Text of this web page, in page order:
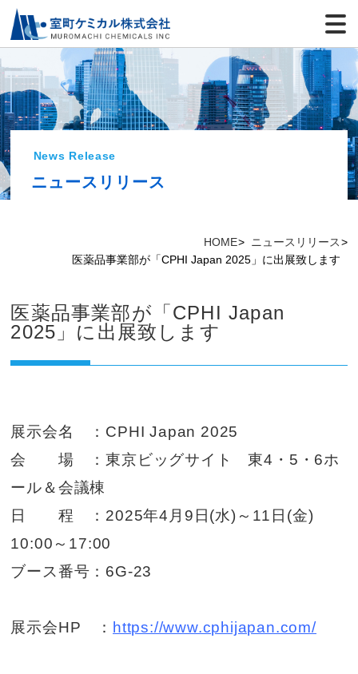
HOME
ニュースリリース
医薬品事業部が「CPHI Japan 2025」に出展致します
News Release
ニュースリリース
医薬品事業部が「CPHI Japan
2025」に出展致します
展示会名 ：CPHI Japan 2025
会 場 ：東京ビッグサイト 東4・5・6ホ
ール＆会議棟
日 程 ：2025年4月9日(水)～11日(金)
10:00～17:00
ブース番号：6G-23
展示会HP ： https://www.cphijapan.com/